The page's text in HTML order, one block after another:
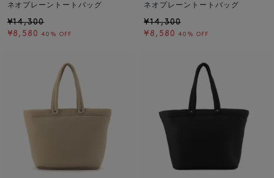
ネオプレーントートバッグ
¥14,300
¥8,580 40% OFF
ネオプレーントートバッグ
¥14,300
¥8,580 40% OFF